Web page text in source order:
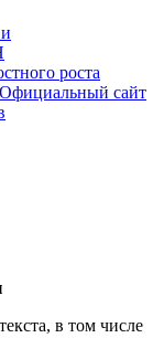
роста
сайт
в том числе